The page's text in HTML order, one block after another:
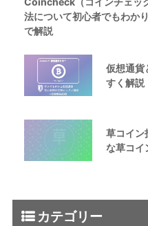
法について初心者でもわか
で解説
仮想通貨
すく解説
草コイン
な草コイ
カテゴリー